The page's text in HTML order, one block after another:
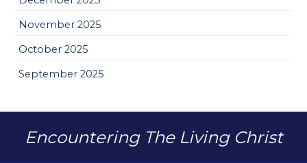
November 2025
October 2025
September 2025
Encountering The Living Christ